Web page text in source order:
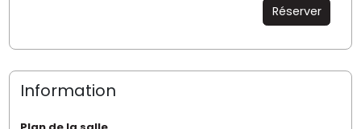
Réserver
Information